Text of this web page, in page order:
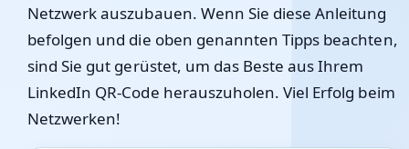
Netzwerk auszubauen. Wenn Sie diese Anleitung
befolgen und die oben genannten Tipps beachten,
sind Sie gut gerüstet, um das Beste aus Ihrem
LinkedIn QR-Code herauszuholen. Viel Erfolg beim
Netzwerken!